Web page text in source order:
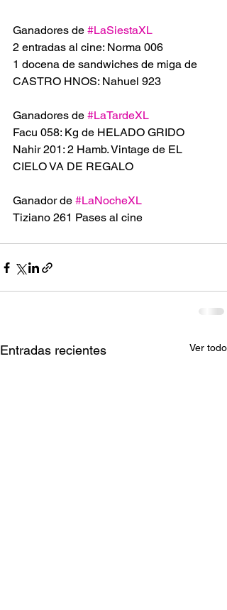
Ganadores de #LaSiestaXL
2 entradas al cine: Norma 006
1 docena de sandwiches de miga de
CASTRO HNOS: Nahuel 923
Ganadores de #LaTardeXL
Facu 058: Kg de HELADO GRIDO
Nahir 201: 2 Hamb. Vintage de EL
CIELO VA DE REGALO
Ganador de #LaNocheXL
Tiziano 261 Pases al cine
Entradas recientes Ver todo